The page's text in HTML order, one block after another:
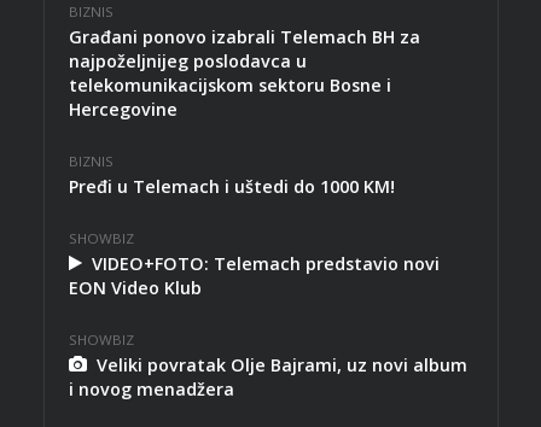
BIZNIS
Građani ponovo izabrali Telemach BH za
najpoželjnijeg poslodavca u
telekomunikacijskom sektoru Bosne i
Hercegovine
BIZNIS
Pređi u Telemach i uštedi do 1000 KM!
SHOWBIZ
VIDEO+FOTO: Telemach predstavio novi
EON Video Klub
SHOWBIZ
Veliki povratak Olje Bajrami, uz novi album
i novog menadžera